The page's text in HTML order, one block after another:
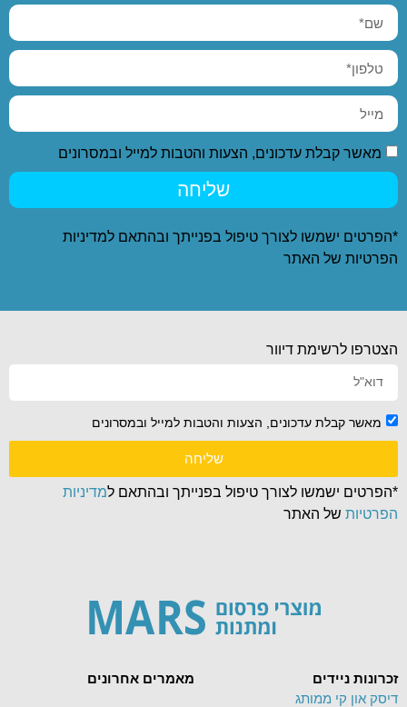
מאשר קבלת עדכונים, הצעות והטבות למייל ובמסרונים
שליחה
*הפרטים ישמשו לצורך טיפול בפנייתך ובהתאם למדיניות
הפרטיות של האתר
מאמרים אחרונים
זכרונות ניידים
דיסק און קי ממותג
הצטרפו לרשימת דיוור
מאשר קבלת עדכונים, הצעות והטבות למייל ובמסרונים
שליחה
*הפרטים ישמשו לצורך טיפול בפנייתך ובהתאם למדיניות
הפרטיות של האתר